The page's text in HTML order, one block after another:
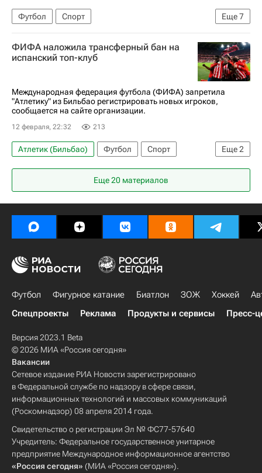
Еще7
Футбол
Спорт
Чемпионат Испании по футболу
Ламин Ямаль
Роберт Левандовский
Райо Вальекано
ФИФА наложила трансферный бан на
испанский топ-клуб
Международная федерация футбола (ФИФА) запретила
"Атлетику" из Бильбао регистрировать новых игроков,
сообщается на сайте организации.
12 февраля, 22:32 213
Еще2
Атлетик (Бильбао) Футбол
Спорт
Международная федерация футбола (ФИФА)
Чемпионат Испании по футболу
Еще 20 материалов
Футбол Фигурное катание Биатлон ЗОЖ Хоккей
Спецпроекты
Реклама Продукты и сервисы Пресс-
Версия 2023.1 Beta
© 2026 МИА «Россия сегодня»
Вакансии
Сетевое издание РИА Новости зарегистрировано
в Федеральной службе по надзору в сфере связи,
информационных технологий и массовых коммуникаций
(Роскомнадзор) 08 апреля 2014 года.
Свидетельство о регистрации Эл № ФС77-57640
Учредитель: Федеральное государственное унитарное
предприятие Международное информационное агентство
«Россия сегодня» (МИА «Россия сегодня»).